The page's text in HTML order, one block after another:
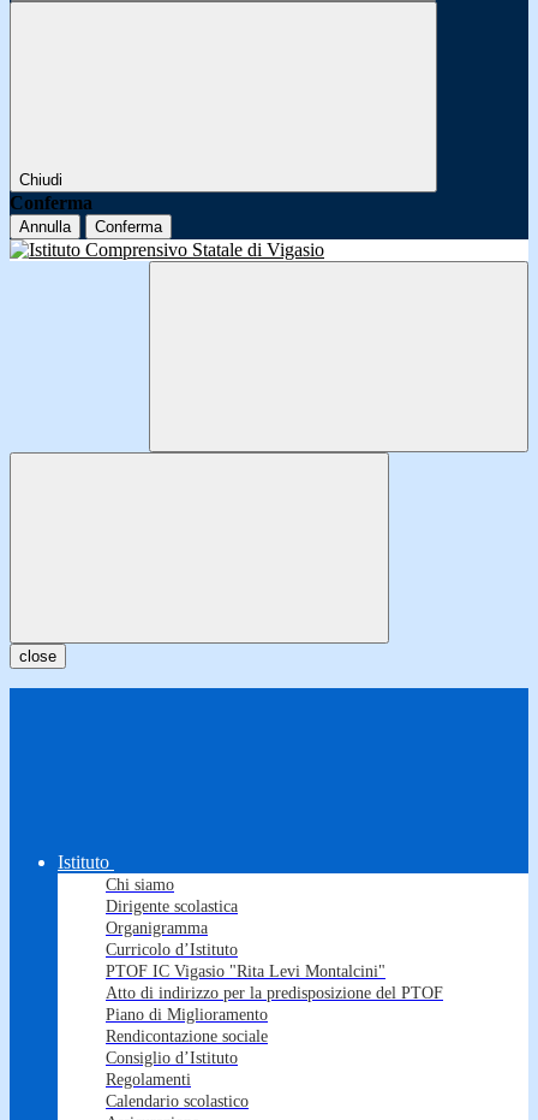
Chiudi
Conferma
Annulla Conferma
close
Istituto
Chi siamo
Dirigente scolastica
Organigramma
Curricolo d’Istituto
PTOF IC Vigasio "Rita Levi Montalcini"
Atto di indirizzo per la predisposizione del PTOF
Piano di Miglioramento
Rendicontazione sociale
Consiglio d’Istituto
Regolamenti
Calendario scolastico